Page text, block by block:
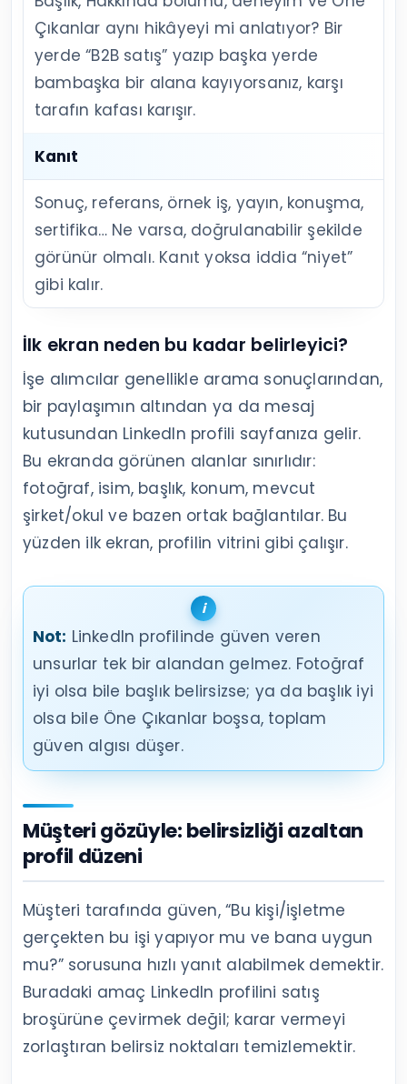
Çıkanlar aynı hikâyeyi mi anlatıyor? Bir
yerde “B2B satış” yazıp başka yerde
bambaşka bir alana kayıyorsanız, karşı
tarafın kafası karışır.
Kanıt
Sonuç, referans, örnek iş, yayın, konuşma,
sertifika… Ne varsa, doğrulanabilir şekilde
görünür olmalı. Kanıt yoksa iddia “niyet”
gibi kalır.
İlk ekran neden bu kadar belirleyici?
İşe alımcılar genellikle arama sonuçlarından,
bir paylaşımın altından ya da mesaj
kutusundan LinkedIn profili sayfanıza gelir.
Bu ekranda görünen alanlar sınırlıdır:
fotoğraf, isim, başlık, konum, mevcut
şirket/okul ve bazen ortak bağlantılar. Bu
yüzden ilk ekran, profilin vitrini gibi çalışır.
Not: LinkedIn profilinde güven veren
unsurlar tek bir alandan gelmez. Fotoğraf
iyi olsa bile başlık belirsizse; ya da başlık iyi
olsa bile Öne Çıkanlar boşsa, toplam
güven algısı düşer.
Müşteri gözüyle: belirsizliği azaltan
profil düzeni
Müşteri tarafında güven, “Bu kişi/işletme
gerçekten bu işi yapıyor mu ve bana uygun
mu?” sorusuna hızlı yanıt alabilmek demektir.
Buradaki amaç LinkedIn profilini satış
broşürüne çevirmek değil; karar vermeyi
zorlaştıran belirsiz noktaları temizlemektir.